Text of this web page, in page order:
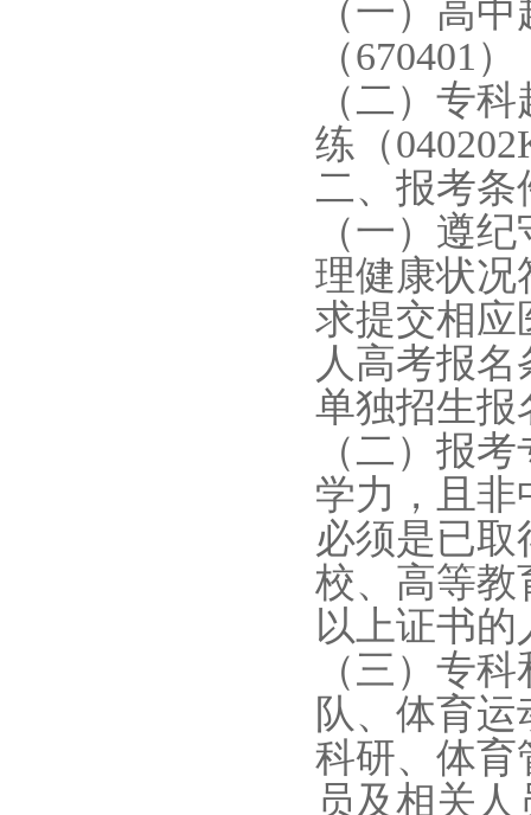
（一）高
（670401）
（二）专
练（
二、报考条
（一）遵
理健康状况
求提交相应
人高考报
单独招生报
（二）报
学力，且非
必须是已
校、高等教
以上证书的
（三）专
队、体育
科研、体育
员及相关人